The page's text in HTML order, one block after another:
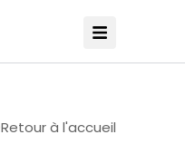
Retour à l'accueil